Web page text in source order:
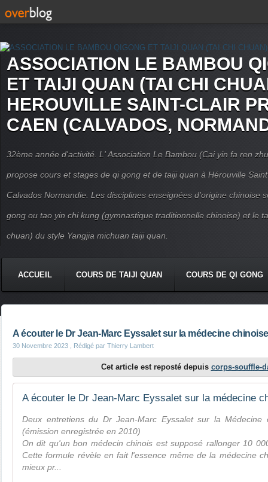
ASSOCIATION LE BAMBOU
ET TAIJI QUAN (TAI CHI
HEROUVILLE SAINT-CLAIR
CAEN (CALVADOS,
32ème année d'activité. L' Association Le Bambou (Cai yin fa ren
propose cours et stages de qi gong et de taiji quan à Hérouville
Calvados Normandie. Les disciplines enseignées d'origine chinoise
gong ou tao yin chi kung (gymnastique traditionnelle chinoise) et le
chuan) du style Yangjia michuan taiji quan.
ACCUEIL COURS DE TAIJI QUAN COURS DE QI GONG
A écouter le Dr Jean-Marc Eyssalet sur la médecine chinoise
30 Novembre 2023 , Rédigé par Thierry Lambert
Cet article est reposté depuis corps-souffle-
A écouter le Dr Jean-Marc Eyssalet sur la médecine
Deux entretiens du Dr Jean-Marc Eyssalet sur la
(émission enregistrée en 2010)
On dit qu'un bon médecin chinois est supposé rallonger 10
Cette formule révèle en fait l'essence même de la médecine
mieux pr...